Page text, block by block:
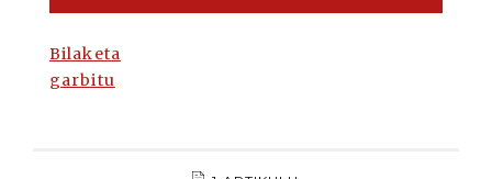
Bilaketa
garbitu